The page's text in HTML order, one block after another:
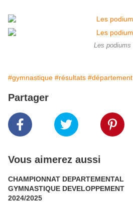
Les podiums
#gymnastique #résultats #département
Partager
Vous aimerez aussi
CHAMPIONNAT DEPARTEMENTAL
GYMNASTIQUE DEVELOPPEMENT
2024/2025